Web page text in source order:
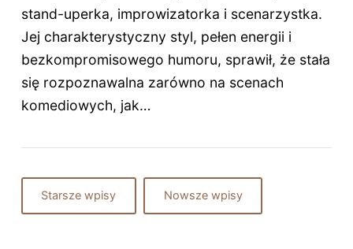
stand-uperka, improwizatorka i scenarzystka.
Jej charakterystyczny styl, pełen energii i
bezkompromisowego humoru, sprawił, że stała
się rozpoznawalna zarówno na scenach
komediowych, jak…
Starsze wpisy Nowsze wpisy